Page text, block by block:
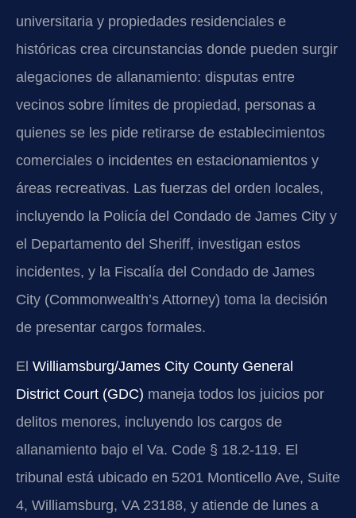
universitaria y propiedades residenciales e
históricas crea circunstancias donde pueden surgir
alegaciones de allanamiento: disputas entre
vecinos sobre límites de propiedad, personas a
quienes se les pide retirarse de establecimientos
comerciales o incidentes en estacionamientos y
áreas recreativas. Las fuerzas del orden locales,
incluyendo la Policía del Condado de James City y
el Departamento del Sheriff, investigan estos
incidentes, y la Fiscalía del Condado de James
City (Commonwealth’s Attorney) toma la decisión
de presentar cargos formales.
El Williamsburg/James City County General
District Court (GDC) maneja todos los juicios por
delitos menores, incluyendo los cargos de
allanamiento bajo el Va. Code § 18.2-119. El
tribunal está ubicado en 5201 Monticello Ave, Suite
4, Williamsburg, VA 23188, y atiende de lunes a